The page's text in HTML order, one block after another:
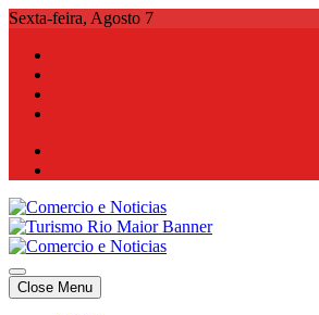
Skip
content
Sexta-feira, Agosto 7
Comercio e Noticias
Notícias e Publicidade Online
Comercio e Noticias
Notícias e Publicidade Online
Close Menu